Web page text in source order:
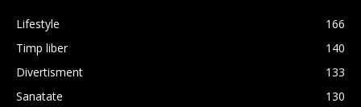
Lifestyle
166
Timp liber
140
Divertisment
133
Sanatate
130